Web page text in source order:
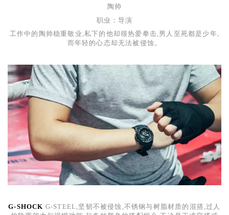
陶帅
职业：导演
工作中的陶帅稳重敬业,私下的他却很热爱拳击,男人至死都是少年,
而年轻的心态却无法被侵蚀。
G-SHOCK G-STEEL ,坚韧不被侵蚀,不锈钢与树脂材质的混搭,过人